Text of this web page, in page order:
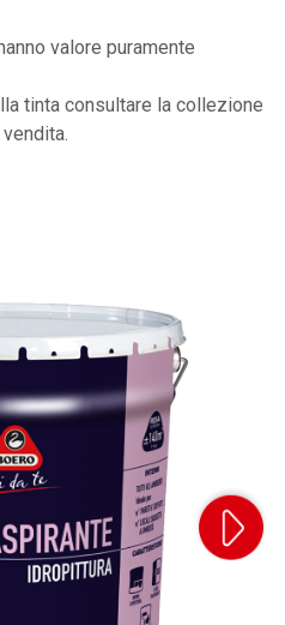
valore puramente
tinta consultare la collezione